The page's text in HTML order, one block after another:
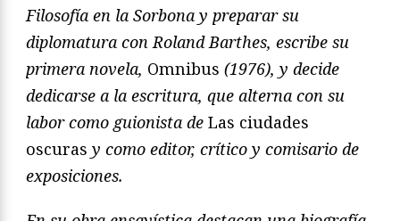
Filosofía en la Sorbona y preparar su
diplomatura con Roland Barthes, escribe su
primera novela, Omnibus (1976), y decide
dedicarse a la escritura, que alterna con su
labor como guionista de Las ciudades
oscuras y como editor, crítico y comisario de
exposiciones.